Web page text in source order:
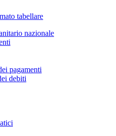
tabellare
nazionale
pagamenti
debiti